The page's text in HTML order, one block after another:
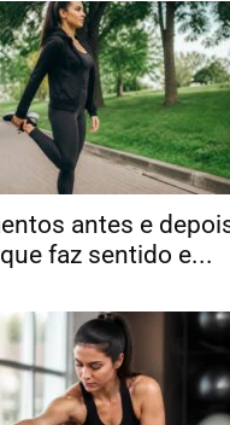
antes e
faz sentido e...